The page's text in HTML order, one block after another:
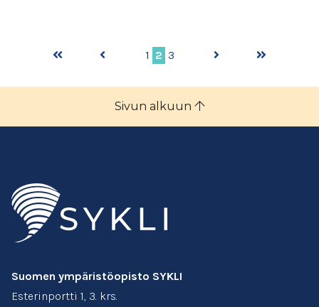
1 2 3
Sivun alkuun
Suomen ympäristöopisto SYKLI
Esterinportti 1, 3. krs.